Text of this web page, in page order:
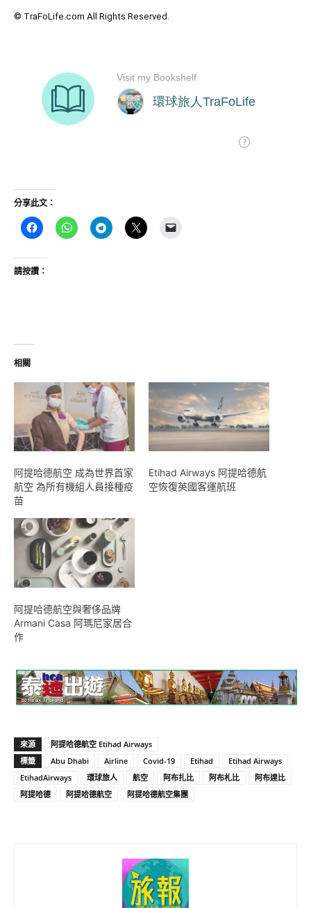
© TraFoLife.com All Rights Reserved.
分享此文：
請按讚：
相關
阿提哈德航空 成為世界首家
航空 為所有機組人員接種疫
苗
Etihad Airways 阿提哈德航
空恢復英國客運航班
阿提哈德航空與奢侈品牌
Armani Casa 阿瑪尼家居合
作
來源
阿提哈德航空 Etihad Airways
標籤
Abu Dhabi Airline Covid-19 Etihad
Etihad Airways
EtihadAirways
環球旅人 航空 阿布扎比 阿布札比
阿布達比
阿提哈德
阿提哈德航空 阿提哈德航空集團